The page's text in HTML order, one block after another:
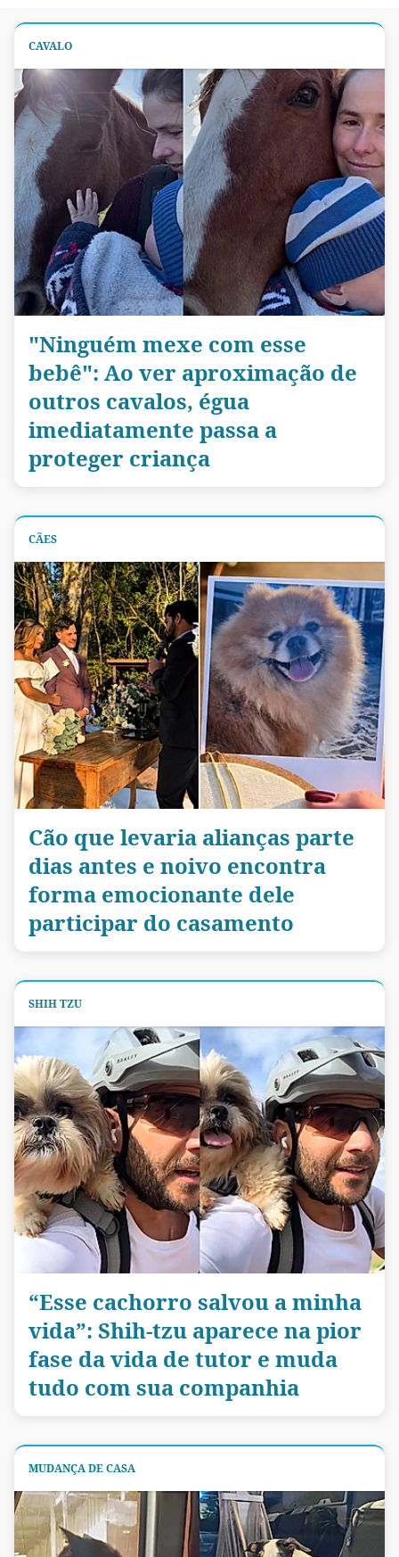
CAVALO
"Ninguém mexe com esse
bebê": Ao ver aproximação de
outros cavalos, égua
imediatamente passa a
proteger criança
CÃES
Cão que levaria alianças parte
dias antes e noivo encontra
forma emocionante dele
participar do casamento
SHIH TZU
“Esse cachorro salvou a minha
vida”: Shih-tzu aparece na pior
fase da vida de tutor e muda
tudo com sua companhia
MUDANÇA DE CASA